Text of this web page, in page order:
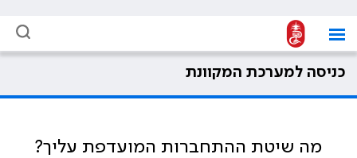
כניסה למערכת המקוונת
מה שיטת ההתחברות המועדפת עליך?